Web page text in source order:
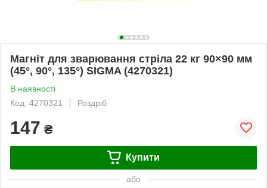
Магніт для зварювання стріла 22 кг 90×90 мм
(45°, 90°, 135°) SIGMA (4270321)
В наявності
Код: 4270321
Роздріб
147 ₴
Купити
або